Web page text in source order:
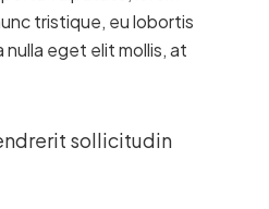
tristique, eu lobortis
eget elit mollis, at
sollicitudin